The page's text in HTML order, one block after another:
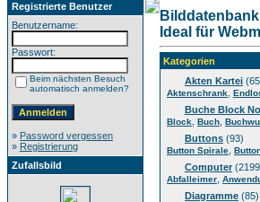
Registrierte Benutzer
Benutzername:
Passwort:
Beim nächsten Besuch
automatisch anmelden?
» Password vergessen
» Registrierung
Zufallsbild
Ideal für
Kategorien
Akten Kartei
Aktenschrank
Buche Block
Block Buch
Buttons (93)
Button Spirale
Computer
Abfalleimer
Diagramme (85)